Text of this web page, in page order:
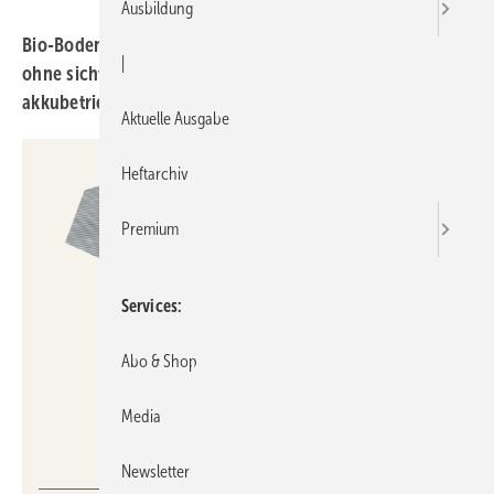
Bio-Bodenablauf, Abluft-WP mit Propan, Aufsatz­schalen
ohne sicht­baren Über­lauf, smarte Inspek­tions­kamera,
akku­be­trie­bene Espresso­maschine.
Ausbildung
Aktuelle Ausgabe
Heftarchiv
Premium
Services
Abo & Shop
Media
Newsletter